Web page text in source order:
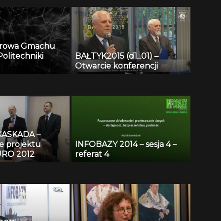
i stan
Gmachu
BAŁTYK2015 (d1_01) –
Otwarcie konferencji
–
projektu
2012
INFOBAZY 2014 – sesja 4 –
referat 4